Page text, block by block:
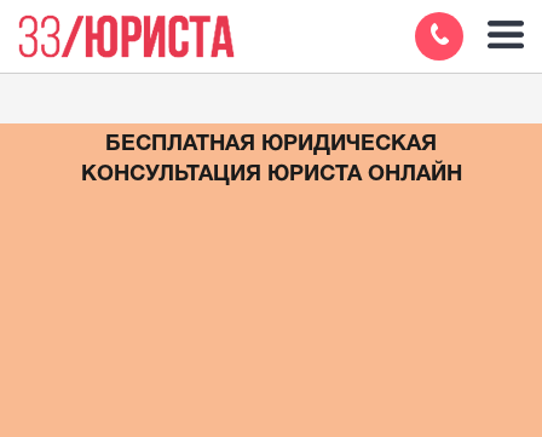
БЕСПЛАТНАЯ ЮРИДИЧЕСКАЯ
КОНСУЛЬТАЦИЯ ЮРИСТА ОНЛАЙН